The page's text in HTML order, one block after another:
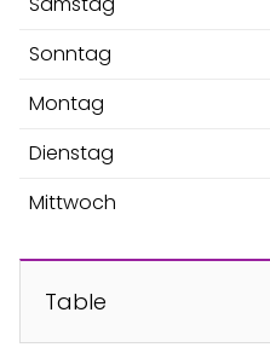
Sonntag
Montag
Dienstag
Mittwoch
Table